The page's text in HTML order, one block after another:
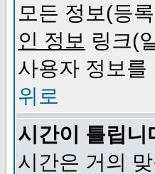
모든 정보(등
인 정보 링크(
사용자 정보를
위로
시간이 틀립니
시간은 거의